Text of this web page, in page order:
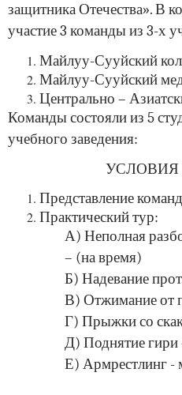
защитника Отечества». В
участие 3 команды из 3-х
Майлуу-Сууйский
Майлуу-Сууйский
Центрально –
Команды состояли из 5
учебного заведения:
УСЛОВИЯ
Представлениекоманд
Практическийтур:
А) Неполная
– (навремя)
Б) Надевание
В) Отжиманиеот
Г) Прыжкисо
Д) Поднятиегири
Е) Армрестлинг -